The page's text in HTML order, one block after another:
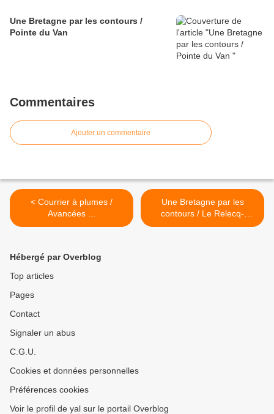
Une Bretagne par les contours /
Pointe du Van
Commentaires
Ajouter un commentaire
< Courrier à plumes /
Avancées ...
Une Bretagne par les
contours / Le Relecq-
kerhuon >
Hébergé par Overblog
Top articles
Pages
Contact
Signaler un abus
C.G.U.
Cookies et données personnelles
Préférences cookies
Voir le profil de yal sur le portail Overblog